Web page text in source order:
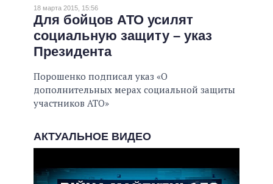
18 марта 2015, 15:56
Для бойцов АТО усилят
социальную защиту – указ
Президента
Порошенко подписал указ «О
дополнительных мерах социальной защиты
участников АТО»
АКТУАЛЬНОЕ ВИДЕО